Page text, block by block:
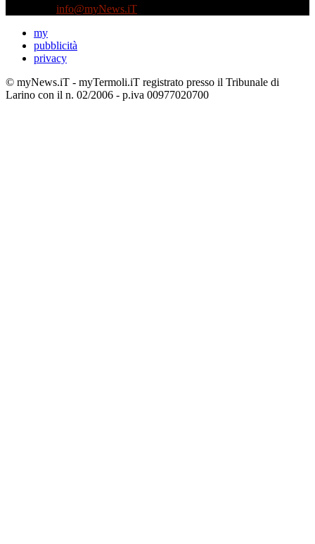
info@myNews.iT
my
pubblicità
privacy
© myNews.iT - myTermoli.iT registrato presso il Tribunale di
Larino con il n. 02/2006 - p.iva 00977020700